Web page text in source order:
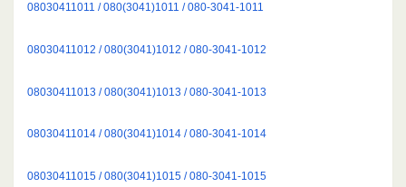
08030411011 / 080(3041)1011 / 080-3041-1011
08030411012 / 080(3041)1012 / 080-3041-1012
08030411013 / 080(3041)1013 / 080-3041-1013
08030411014 / 080(3041)1014 / 080-3041-1014
08030411015 / 080(3041)1015 / 080-3041-1015